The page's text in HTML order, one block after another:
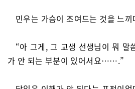
민우는 가슴이 조여드는 것을 느
“아 그게, 그 교생 선생님이 뭐 말
가 안 되는 부분이 있어서요…….”